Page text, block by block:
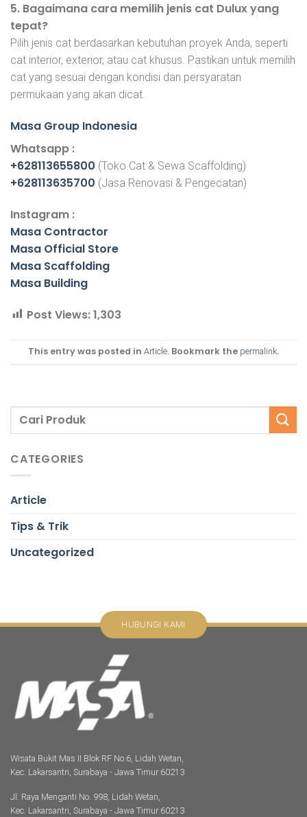
5. Bagaimana cara memilih jenis cat Dulux yang
tepat?
Pilih jenis cat berdasarkan kebutuhan proyek Anda, seperti
cat interior, exterior, atau cat khusus. Pastikan untuk memilih
cat yang sesuai dengan kondisi dan persyaratan
permukaan yang akan dicat.
Masa Group Indonesia
Whatsapp :
+628113655800 (Toko Cat & Sewa Scaffolding)
+628113635700 (Jasa Renovasi & Pengecatan)
Instagram :
Masa Contractor
Masa Official Store
Masa Scaffolding
Masa Building
Post Views:1,303
This entry was posted in Article. Bookmark the permalink.
CATEGORIES
Article
Tips & Trik
Uncategorized
Wisata Bukit Mas II Blok RF No.6, Lidah Wetan,
Kec. Lakarsantri, Surabaya - Jawa Timur 60213
Jl. Raya Menganti No. 998, Lidah Wetan,
Kec. Lakarsantri, Surabaya - Jawa Timur 60213
HUBUNGI KAMI